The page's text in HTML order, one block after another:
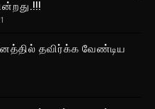
தவிர்க்க வேண்டிய